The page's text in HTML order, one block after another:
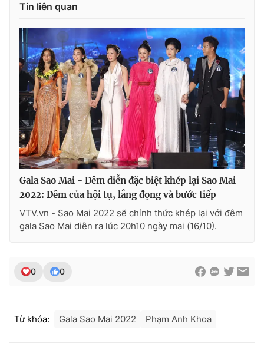
Tin liên quan
Gala Sao Mai - Đêm diễn đặc biệt khép lại Sao Mai
2022: Đêm của hội tụ, lắng đọng và bước tiếp
VTV.vn - Sao Mai 2022 sẽ chính thức khép lại với đêm
gala Sao Mai diễn ra lúc 20h10 ngày mai (16/10).
0 0
Từ khóa: Gala Sao Mai 2022 Phạm Anh Khoa